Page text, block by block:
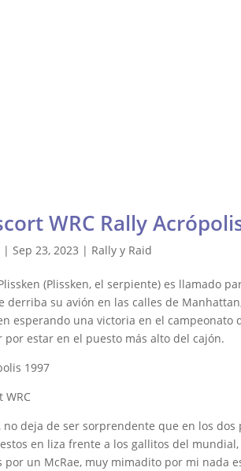
WRC Rally
|Sep 23, 2023 | Rally y Raid
(Plissken, el serpiente) es llamado
derriba su avión en las calles de
esperando una victoria en el campeonato
por estar en el puesto más alto del cajón.
no deja de ser sorprendente que en los
en liza frente a los gallitos del
por un McRae, muy mimadito por mi nada